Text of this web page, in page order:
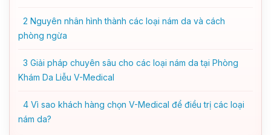
2 Nguyên nhân hình thành các loại nám da và cách
phòng ngừa
3 Giải pháp chuyên sâu cho các loại nám da tại Phòng
Khám Da Liễu V-Medical
4 Vì sao khách hàng chọn V-Medical để điều trị các loại
nám da?